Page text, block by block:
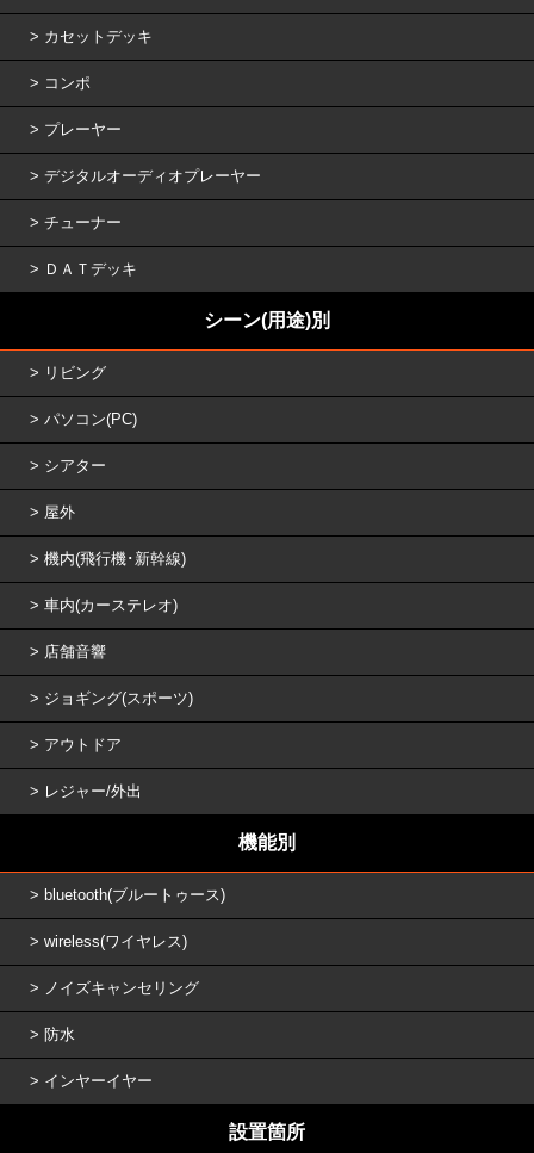
カセットデッキ
コンポ
プレーヤー
デジタルオーディオプレーヤー
チューナー
ＤＡＴデッキ
シーン(用途)別
リビング
パソコン(PC)
シアター
屋外
機内(飛行機･新幹線)
車内(カーステレオ)
店舗音響
ジョギング(スポーツ)
アウトドア
レジャー/外出
機能別
bluetooth(ブルートゥース)
wireless(ワイヤレス)
ノイズキャンセリング
防水
インヤーイヤー
設置箇所